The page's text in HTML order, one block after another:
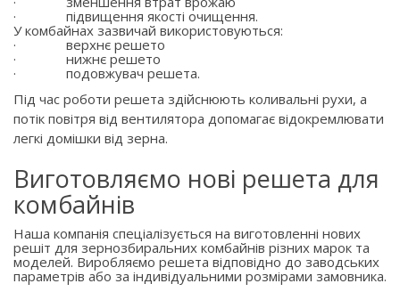
·
підвищення якості очищення.
У комбайнах зазвичай використовуються:
·
верхнє решето
·
нижнє решето
·
подовжувач решета.
Під час роботи решета здійснюють коливальні рухи, а
потік повітря від вентилятора допомагає відокремлювати
легкі домішки від зерна.
Виготовляємо нові решета для
комбайнів
Наша компанія спеціалізується на виготовленні нових
решіт для зернозбиральних комбайнів різних марок та
моделей. Виробляємо решета відповідно до заводських
параметрів або за індивідуальними розмірами замовника.